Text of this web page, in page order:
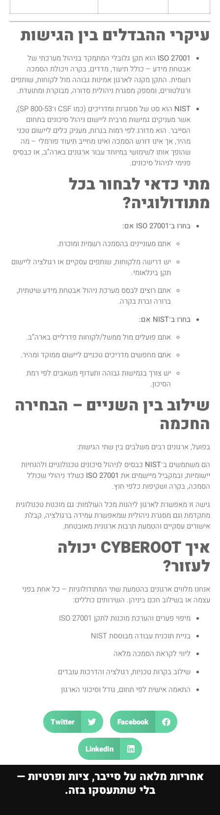
עיקרי ההבדלים בין הגישות
ISO 27001 הוא תקן גלובלי המתמקד בניהול מערכתי של
אבטחת מידע – כולל תיעוד, מדדים, בקרה ויכולת הסמכה
רשמית. התקן מקנה לארגון אמינות גבוהה מול לקוחות, שותפים
ורגולטורים, ומספק מסגרת ניהולית סדורה, מבוקרת ומתועדת.
NIST
הוא סט של מסגרות ומדריכים (כמו CSF ו־SP 800-53),
אשר מעניקים גמישות מרבית ליישום ניהול סיכונים בתחום
הסייבר. הוא מדורג לפי רמות בגרות, מעניק כלים ליישום טכני
מהיר, אך אינו דורש הסמכה ואינו מחייב תיעוד פורמלי – מה
שהופך אותו לשימושי במיוחד עבור ארגונים בארה”ב, או כבסיס
פנימי לניהול סיכונים.
מתי כדאי לבחור בכל
מתודולוגיה?
בחרו ב־ISO 27001 אם:
אתם מעוניינים בהסמכה רשמית ומוכרת.
יש דרישה מלקוחות, שותפים עסקיים או רגולציה ליישום
תקן בינלאומי.
אתם רוצים לבסס מערכת ניהול אבטחת מידע שיטתית,
ברורה וברת בקרה.
בחרו ב־NIST אם:
אתם פועלים מול ממשל/לקוחות פדרליים בארה”ב.
אתם מחפשים מדריכים טכניים ליישום ממוקד ומהיר.
יש צורך בגמישות גבוהה ותעדוף משאבים לפי רמת
הסיכון.
שילוב בין השניים – הבחירה
החכמה
בפועל, ארגונים רבים משלבים בין שתי הגישות:
הם משתמשים ב־NIST כבסיס לניהול סיכונים טכנולוגיים ולהנחיות
יישומיות, ובמקביל מיישמים את ISO 27001 כשלד ניהולי שכולל
הסמכה, בקרה ושקיפות כלפי חוץ.
גישה זו מאפשרת לארגון ליהנות מכל העולמות: גם מוכנות טכנולוגית
מתקדמת וגם מסגרת ניהולית שמאפשרת עמידה ברגולציה, קבלת
אישורים עסקיים והטמעת תרבות ארגונית מאובטחת.
איך CYBEROOT יכולה
לעזור?
אנחנו מלווים ארגונים בהטמעת שתי המתודולוגיות – כל אחת בפני
עצמה או בשילוב חכם ביניהן. השירותים כוללים:
מיפוי פערים והערכת מוכנות לתקן ISO 27001
בניית תוכנית עבודה מבוססת NIST
ליווי לקראת הסמכה מלאה
שילוב בקרות טכניות, רגולציה והדרכות עובדים
התאמה אישית לפי תחום, גודל וסיכוני הארגון
Facebook
Twitter
LinkedIn
אחריות מלאה על סייבר, ציות ופרטיות —
בלי שתתעסקו בזה.